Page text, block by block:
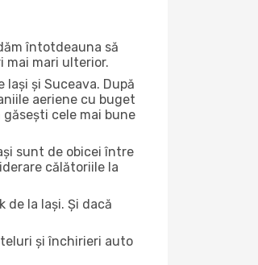
întotdeauna să
mai mari ulterior.
și Suceava. După
aeriene cu buget
cele mai bune
sunt de obicei între
călătoriile la
la Iași. Și dacă
și închirieri auto